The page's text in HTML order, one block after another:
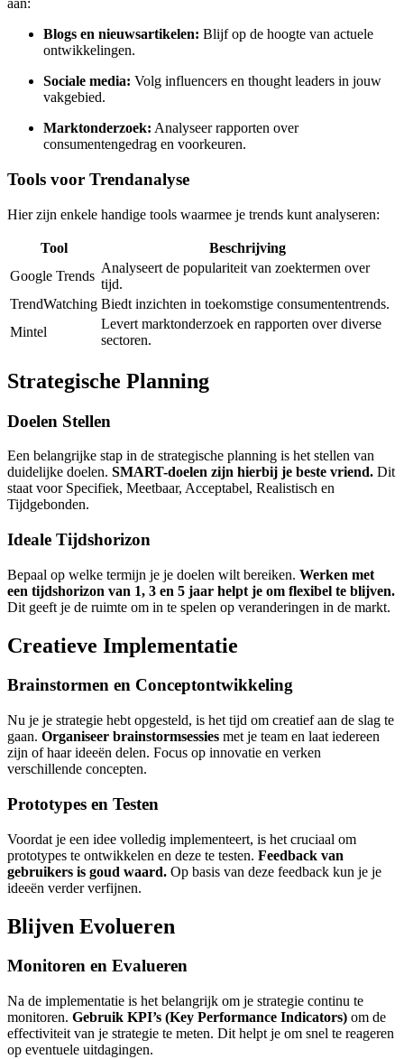
aan:
Blogs en nieuwsartikelen: Blijf op de hoogte van actuele
ontwikkelingen.
Sociale media: Volg influencers en thought leaders in jouw
vakgebied.
Marktonderzoek: Analyseer rapporten over
consumentengedrag en voorkeuren.
Tools voor Trendanalyse
Hier zijn enkele handige tools waarmee je trends kunt analyseren:
Tool
Beschrijving
Google Trends
Analyseert de populariteit van zoektermen over
tijd.
TrendWatching Biedt inzichten in toekomstige consumententrends.
Mintel
Levert marktonderzoek en rapporten over diverse
sectoren.
Strategische Planning
Doelen Stellen
Een belangrijke stap in de strategische planning is het stellen van
duidelijke doelen. SMART-doelen zijn hierbij je beste vriend. Dit
staat voor Specifiek, Meetbaar, Acceptabel, Realistisch en
Tijdgebonden.
Ideale Tijdshorizon
Bepaal op welke termijn je je doelen wilt bereiken. Werken met
een tijdshorizon van 1, 3 en 5 jaar helpt je om flexibel te blijven.
Dit geeft je de ruimte om in te spelen op veranderingen in de markt.
Creatieve Implementatie
Brainstormen en Conceptontwikkeling
Nu je je strategie hebt opgesteld, is het tijd om creatief aan de slag te
gaan. Organiseer brainstormsessies met je team en laat iedereen
zijn of haar ideeën delen. Focus op innovatie en verken
verschillende concepten.
Prototypes en Testen
Voordat je een idee volledig implementeert, is het cruciaal om
prototypes te ontwikkelen en deze te testen. Feedback van
gebruikers is goud waard. Op basis van deze feedback kun je je
ideeën verder verfijnen.
Blijven Evolueren
Monitoren en Evalueren
Na de implementatie is het belangrijk om je strategie continu te
monitoren. Gebruik KPI’s (Key Performance Indicators) om de
effectiviteit van je strategie te meten. Dit helpt je om snel te reageren
op eventuele uitdagingen.